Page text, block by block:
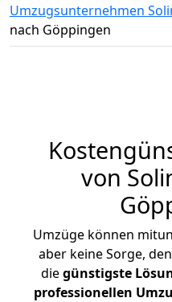
Umzugsunternehmen
nach Göppingen
von
Umzüge können
aber keine Sorge,
diegünstigste
professionellen